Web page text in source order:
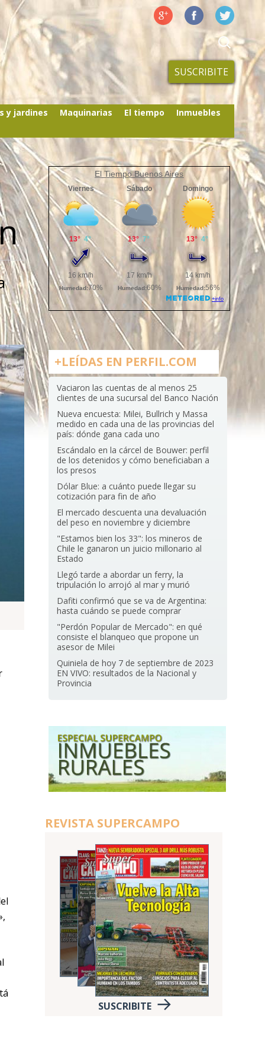
SUSCRIBITE
y jardines Maquinarias El tiempo
Inmuebles
El Tiempo Buenos Aires
+LEÍDAS EN PERFIL.COM
Vaciaron las cuentas de al menos 25
clientes de una sucursal del Banco Nación
Nueva encuesta: Milei, Bullrich y Massa
medido en cada una de las provincias del
país: dónde gana cada uno
Escándalo en la cárcel de Bouwer: perfil
de los detenidos y cómo beneficiaban a
los presos
Dólar Blue: a cuánto puede llegar su
cotización para fin de año
El mercado descuenta una devaluación
del peso en noviembre y diciembre
"Estamos bien los 33": los mineros de
Chile le ganaron un juicio millonario al
Estado
Llegó tarde a abordar un ferry, la
tripulación lo arrojó al mar y murió
Dafiti confirmó que se va de Argentina:
hasta cuándo se puede comprar
"Perdón Popular de Mercado": en qué
consiste el blanqueo que propone un
asesor de Milei
Quiniela de hoy 7 de septiembre de 2023
EN VIVO: resultados de la Nacional y
Provincia
REVISTA SUPERCAMPO
SUSCRIBITE